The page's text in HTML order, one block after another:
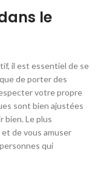
le
il est essentiel de se
de porter des
votre propre
sont bien ajustées
bien. Le plus
de vous amuser
qui